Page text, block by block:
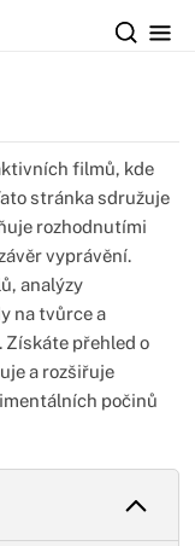
filmů, kde
stránka sdružuje
rozhodnutími
vyprávění.
analýzy
na tvůrce a
Získáte přehled o
a rozšiřuje
počinů